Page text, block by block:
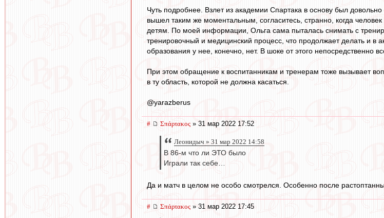
Чуть подробнее. Взлет из академии Спартака в основу был
вышел таким же моментальным, согласитесь, странно, когда
детям. По моей информации, Ольга сама пыталась снимать с
тренировочный и медицинский процесс, что продолжает делать и в
образования у нее, конечно, нет. В шоке от этого непосредственно
При этом обращение к воспитанникам и тренерам тоже вызывает
в ту область, которой не должна касаться.
@yarazberus
# Σπάρτακος » 31 мар 2022 17:52
Леонидыч » 31 мар 2022 14:58
В 86-м что ли ЭТО было
Играли так себе…
Да и матч в целом не особо смотрелся. Особенно после
# Σπάρτακος » 31 мар 2022 17:45